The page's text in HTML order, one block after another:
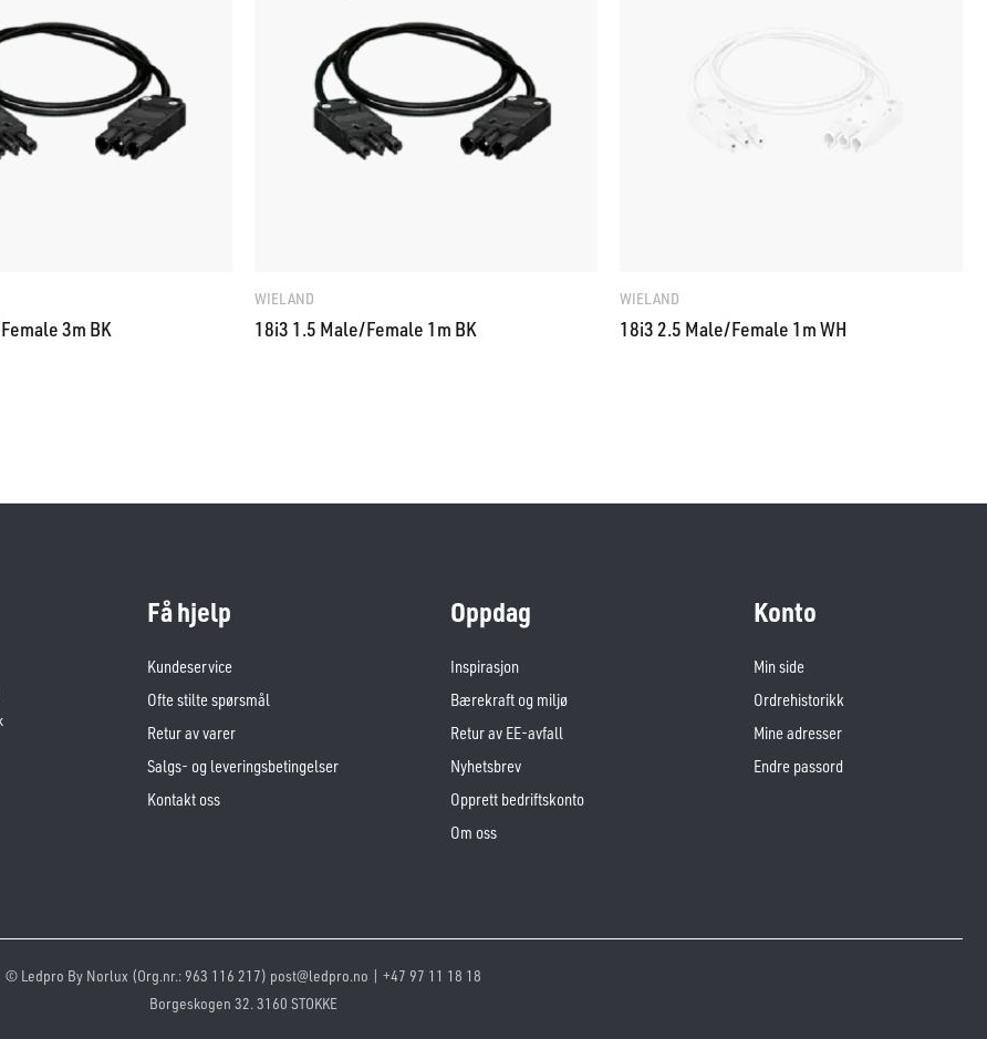
3m BK
WIELAND
18i3 1.5 Male/Female 1m BK
WIELAND
18i3 2.5 Male/Female 1m WH
Få hjelp
Kundeservice
Ofte stilte spørsmål
Retur av varer
Salgs- og leveringsbetingelser
Kontakt oss
Oppdag
Inspirasjon
Bærekraft og miljø
Retur av EE-avfall
Nyhetsbrev
Opprett bedriftskonto
Om oss
Konto
Min side
Ordrehistorikk
Mine adresser
Endre passord
© Ledpro By Norlux (Org.nr.: 963 116 217) post@ledpro.no | +47 97 11 18 18
Borgeskogen 32. 3160 STOKKE